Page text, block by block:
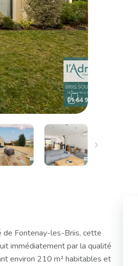
de Fontenay-les-Briis, cette
immédiatement par la qualité
environ 210 m² habitables et